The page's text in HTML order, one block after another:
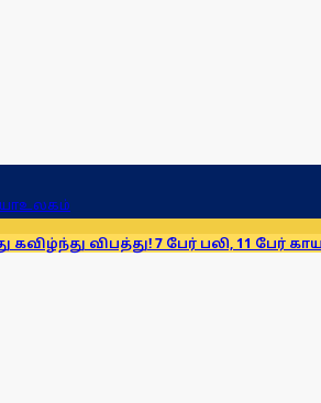
உலகம்
7 பேர் பலி, 11 பேர் காயம்!